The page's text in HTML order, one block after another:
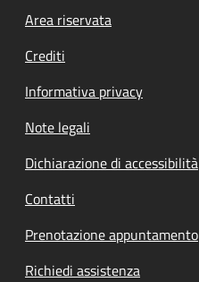
Footer menu
Area riservata
Crediti
Informativa privacy
Note legali
Dichiarazione di accessibilità
Contatti
Prenotazione appuntamento
Richiedi assistenza